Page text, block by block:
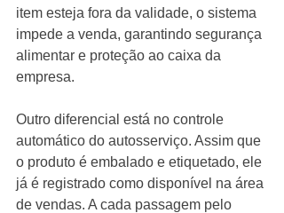
item esteja fora da validade, o sistema
impede a venda, garantindo segurança
alimentar e proteção ao caixa da
empresa.
Outro diferencial está no controle
automático do autosserviço. Assim que
o produto é embalado e etiquetado, ele
já é registrado como disponível na área
de vendas. A cada passagem pelo